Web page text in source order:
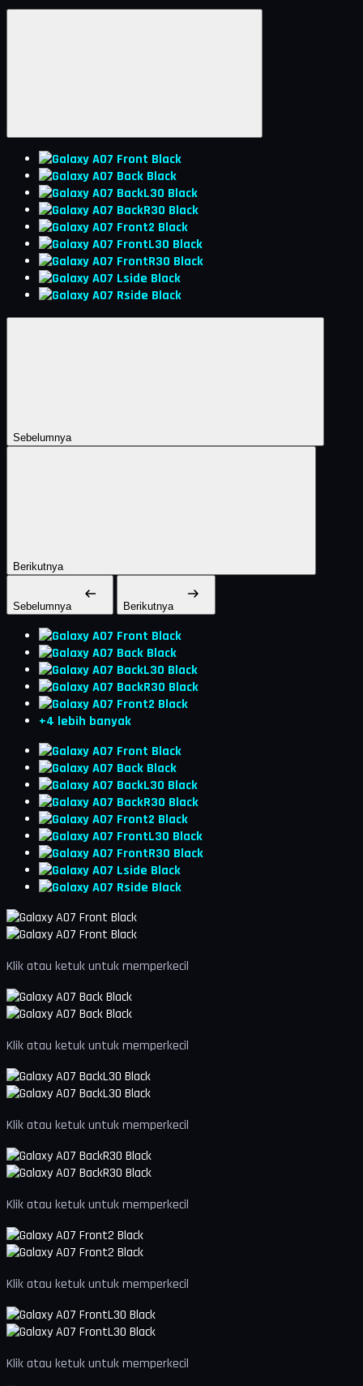
Sebelumnya
Berikutnya
Sebelumnya Berikutnya
+4 lebih banyak
Klik atau ketuk untuk memperkecil
Klik atau ketuk untuk memperkecil
Klik atau ketuk untuk memperkecil
Klik atau ketuk untuk memperkecil
Klik atau ketuk untuk memperkecil
Klik atau ketuk untuk memperkecil